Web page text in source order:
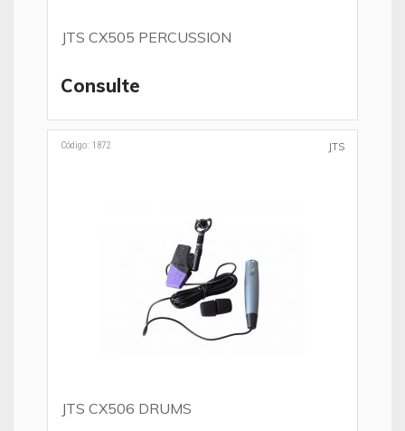
JTS CX505 PERCUSSION
Consulte
Código: 1872 JTS
JTS CX506 DRUMS